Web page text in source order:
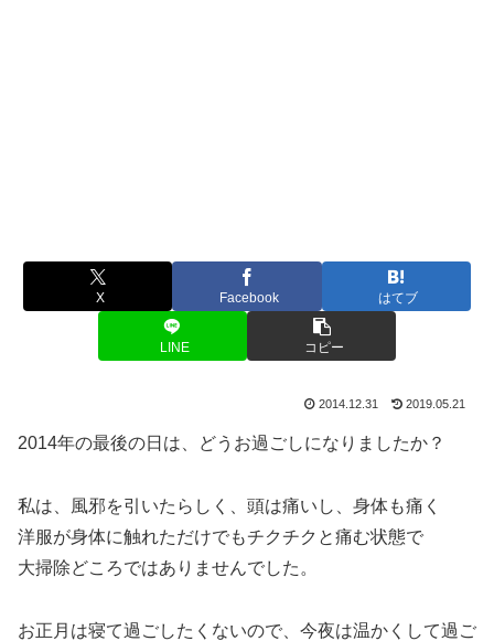
X Facebook はてブ
LINE コピー
2014.12.31 2019.05.21
2014年の最後の日は、どうお過ごしになりましたか？
私は、風邪を引いたらしく、頭は痛いし、身体も痛く
洋服が身体に触れただけでもチクチクと痛む状態で
大掃除どころではありませんでした。
お正月は寝て過ごしたくないので、今夜は温かくして過ご